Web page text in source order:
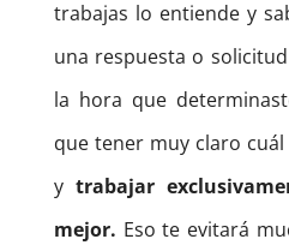
trabajas lo entiende y
una respuesta o
la hora que
que tener muy claro
y trabajar
mejor. Eso te evitará